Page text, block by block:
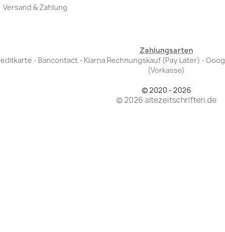
Versand & Zahlung
Zahlungsarten
- Bancontact - Klarna Rechnungskauf (Pay Later) -
(Vorkasse)
© 2020 - 2026
© 2026 altezeitschriften.de